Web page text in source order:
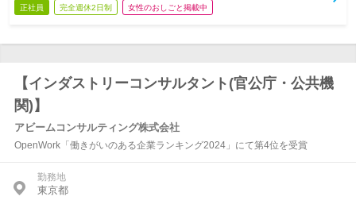
正社員 完全週休2日制 女性のおしごと掲載中
【インダストリーコンサルタント(官公庁・公共機
関)】
アビームコンサルティング株式会社
OpenWork「働きがいのある企業ランキング2024」にて第4位を受賞
勤務地
東京都